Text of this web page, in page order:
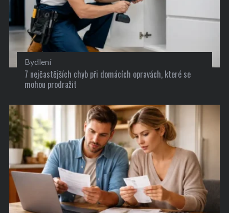
Bydlení
7 nejčastějších chyb při domácích opravách, které se
mohou prodražit